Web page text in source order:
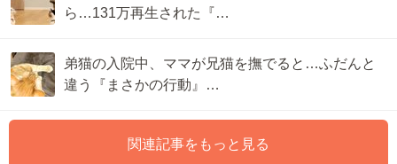
ら…131万再生された『…
弟猫の入院中、ママが兄猫を撫でると…ふだんと
違う『まさかの行動』…
関連記事をもっと見る